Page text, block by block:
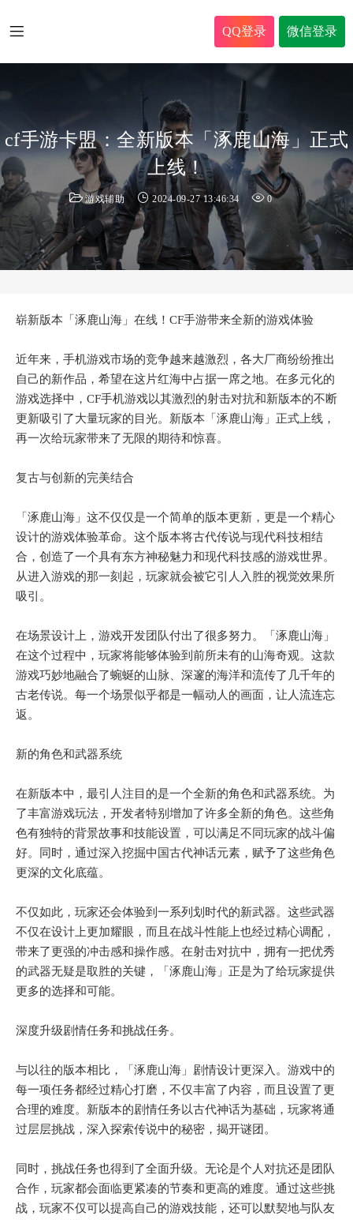
QQ登录 微信登录
cf手游卡盟：全新版本「涿鹿山海」正式
上线！
游戏辅助 2024-09-27 13:46:34 0
崭新版本「涿鹿山海」在线！CF手游带来全新的游戏体验
近年来，手机游戏市场的竞争越来越激烈，各大厂商纷纷推出
自己的新作品，希望在这片红海中占据一席之地。在多元化的
游戏选择中，CF手机游戏以其激烈的射击对抗和新版本的不断
更新吸引了大量玩家的目光。新版本「涿鹿山海」正式上线，
再一次给玩家带来了无限的期待和惊喜。
复古与创新的完美结合
「涿鹿山海」这不仅仅是一个简单的版本更新，更是一个精心
设计的游戏体验革命。这个版本将古代传说与现代科技相结
合，创造了一个具有东方神秘魅力和现代科技感的游戏世界。
从进入游戏的那一刻起，玩家就会被它引人入胜的视觉效果所
吸引。
在场景设计上，游戏开发团队付出了很多努力。「涿鹿山海」
在这个过程中，玩家将能够体验到前所未有的山海奇观。这款
游戏巧妙地融合了蜿蜒的山脉、深邃的海洋和流传了几千年的
古老传说。每一个场景似乎都是一幅动人的画面，让人流连忘
返。
新的角色和武器系统
在新版本中，最引人注目的是一个全新的角色和武器系统。为
了丰富游戏玩法，开发者特别增加了许多全新的角色。这些角
色有独特的背景故事和技能设置，可以满足不同玩家的战斗偏
好。同时，通过深入挖掘中国古代神话元素，赋予了这些角色
更深的文化底蕴。
不仅如此，玩家还会体验到一系列划时代的新武器。这些武器
不仅在设计上更加耀眼，而且在战斗性能上也经过精心调配，
带来了更强的冲击感和操作感。在射击对抗中，拥有一把优秀
的武器无疑是取胜的关键，「涿鹿山海」正是为了给玩家提供
更多的选择和可能。
深度升级剧情任务和挑战任务。
与以往的版本相比，「涿鹿山海」剧情设计更深入。游戏中的
每一项任务都经过精心打磨，不仅丰富了内容，而且设置了更
合理的难度。新版本的剧情任务以古代神话为基础，玩家将通
过层层挑战，深入探索传说中的秘密，揭开谜团。
同时，挑战任务也得到了全面升级。无论是个人对抗还是团队
合作，玩家都会面临更紧凑的节奏和更高的难度。通过这些挑
战，玩家不仅可以提高自己的游戏技能，还可以默契地与队友